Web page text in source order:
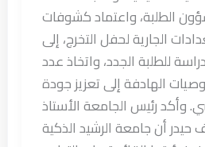
الطلبة، واعتماد كشوفات
الجارية لحفل التخرج، إلى
للطلبة الجدد، واتخاذ عدد
الهادفة إلى تعزيز جودة
وأكد رئيس الجامعة الأستاذ
حيدر أن جامعة الرشيد الذكية